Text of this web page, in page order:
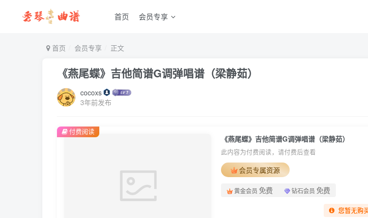
首页 会员专享
首页 会员专享 正文
《燕尾蝶》吉他简谱G调弹唱谱（梁静茹）
cocoxs
3年前发布
《燕尾蝶》吉他简谱G调弹唱谱（梁静茹）
此内容为付费阅读，请付费后查看
会员专属资源
黄金会员 免费 钻石会员 免费
您暂无购
付费阅读